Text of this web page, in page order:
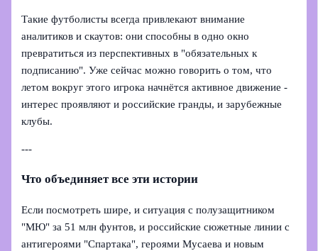
Такие футболисты всегда привлекают внимание
аналитиков и скаутов: они способны в одно окно
превратиться из перспективных в "обязательных к
подписанию". Уже сейчас можно говорить о том, что
летом вокруг этого игрока начнётся активное движение -
интерес проявляют и российские гранды, и зарубежные
клубы.
---
Что объединяет все эти истории
Если посмотреть шире, и ситуация с полузащитником
"МЮ" за 51 млн фунтов, и российские сюжетные линии с
антигероями "Спартака", героями Мусаева и новым